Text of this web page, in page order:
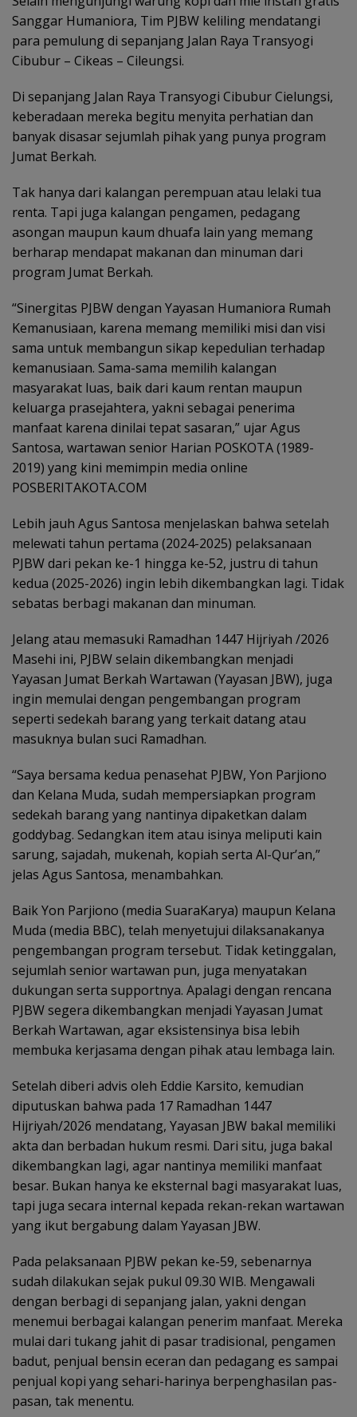
Sanggar Humaniora, Tim PJBW keliling mendatangi
para pemulung di sepanjang Jalan Raya Transyogi
Cibubur – Cikeas – Cileungsi.
Di sepanjang Jalan Raya Transyogi Cibubur Cielungsi,
keberadaan mereka begitu menyita perhatian dan
banyak disasar sejumlah pihak yang punya program
Jumat Berkah.
Tak hanya dari kalangan perempuan atau lelaki tua
renta. Tapi juga kalangan pengamen, pedagang
asongan maupun kaum dhuafa lain yang memang
berharap mendapat makanan dan minuman dari
program Jumat Berkah.
“Sinergitas PJBW dengan Yayasan Humaniora Rumah
Kemanusiaan, karena memang memiliki misi dan visi
sama untuk membangun sikap kepedulian terhadap
kemanusiaan. Sama-sama memilih kalangan
masyarakat luas, baik dari kaum rentan maupun
keluarga prasejahtera, yakni sebagai penerima
manfaat karena dinilai tepat sasaran,” ujar Agus
Santosa, wartawan senior Harian POSKOTA (1989-
2019) yang kini memimpin media online
POSBERITAKOTA.COM
Lebih jauh Agus Santosa menjelaskan bahwa setelah
melewati tahun pertama (2024-2025) pelaksanaan
PJBW dari pekan ke-1 hingga ke-52, justru di tahun
kedua (2025-2026) ingin lebih dikembangkan lagi. Tidak
sebatas berbagi makanan dan minuman.
Jelang atau memasuki Ramadhan 1447 Hijriyah /2026
Masehi ini, PJBW selain dikembangkan menjadi
Yayasan Jumat Berkah Wartawan (Yayasan JBW), juga
ingin memulai dengan pengembangan program
seperti sedekah barang yang terkait datang atau
masuknya bulan suci Ramadhan.
“Saya bersama kedua penasehat PJBW, Yon Parjiono
dan Kelana Muda, sudah mempersiapkan program
sedekah barang yang nantinya dipaketkan dalam
goddybag. Sedangkan item atau isinya meliputi kain
sarung, sajadah, mukenah, kopiah serta Al-Qur’an,”
jelas Agus Santosa, menambahkan.
Baik Yon Parjiono (media SuaraKarya) maupun Kelana
Muda (media BBC), telah menyetujui dilaksanakanya
pengembangan program tersebut. Tidak ketinggalan,
sejumlah senior wartawan pun, juga menyatakan
dukungan serta supportnya. Apalagi dengan rencana
PJBW segera dikembangkan menjadi Yayasan Jumat
Berkah Wartawan, agar eksistensinya bisa lebih
membuka kerjasama dengan pihak atau lembaga lain.
Setelah diberi advis oleh Eddie Karsito, kemudian
diputuskan bahwa pada 17 Ramadhan 1447
Hijriyah/2026 mendatang, Yayasan JBW bakal memiliki
akta dan berbadan hukum resmi. Dari situ, juga bakal
dikembangkan lagi, agar nantinya memiliki manfaat
besar. Bukan hanya ke eksternal bagi masyarakat luas,
tapi juga secara internal kepada rekan-rekan wartawan
yang ikut bergabung dalam Yayasan JBW.
Pada pelaksanaan PJBW pekan ke-59, sebenarnya
sudah dilakukan sejak pukul 09.30 WIB. Mengawali
dengan berbagi di sepanjang jalan, yakni dengan
menemui berbagai kalangan penerim manfaat. Mereka
mulai dari tukang jahit di pasar tradisional, pengamen
badut, penjual bensin eceran dan pedagang es sampai
penjual kopi yang sehari-harinya berpenghasilan pas-
pasan, tak menentu.